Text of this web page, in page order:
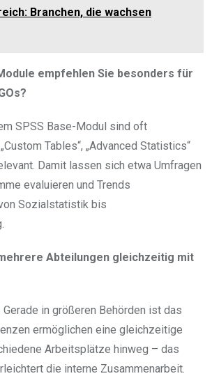
Branchen, die wachsen
empfehlen Sie besonders für
SPSS Base-Modul sind oft
Tables“, „Advanced Statistics“
Damit lassen sich etwa Umfragen
evaluieren und Trends
Sozialstatistik bis
Abteilungen gleichzeitig mit
Gerade in größeren Behörden ist das
ermöglichen eine gleichzeitige
Arbeitsplätze hinweg – das
die interne Zusammenarbeit.